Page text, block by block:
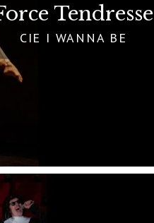
Tendresse
CIE I WANNA BE